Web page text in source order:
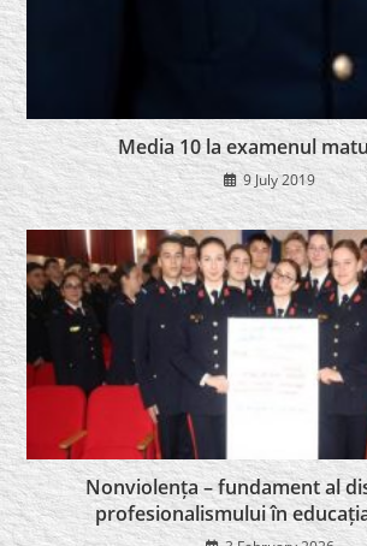
Media 10 la examenul
9 July 2019
Nonviolența – fundament al
profesionalismului în